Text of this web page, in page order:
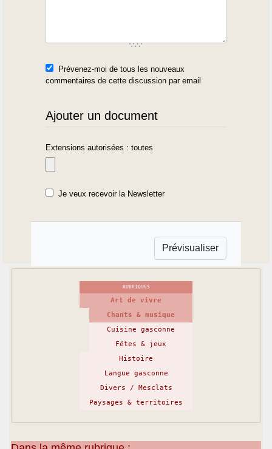
Prévenez-moi de tous les nouveaux
commentaires de cette discussion par email
Ajouter un document
Extensions autorisées : toutes
Je veux recevoir la Newsletter
RUBRIQUES
Art de vivre
Chants & musique
Cuisine gasconne
Fêtes & jeux
Histoire
Langue gasconne
Divers / Mesclats
Paysages & territoires